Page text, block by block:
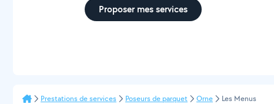
Proposer mes services
Prestations de services Poseurs de parquet Orne Les Menus